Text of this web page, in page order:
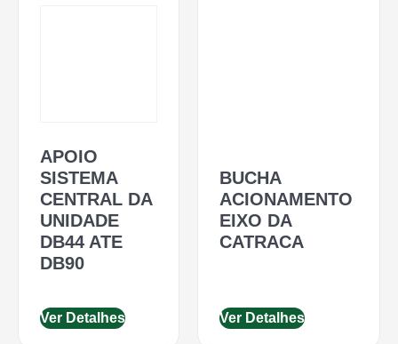
APOIO
SISTEMA
CENTRAL DA
UNIDADE
DB44 ATE
DB90
Ver Detalhes
BUCHA
ACIONAMENTO
EIXO DA
CATRACA
Ver Detalhes